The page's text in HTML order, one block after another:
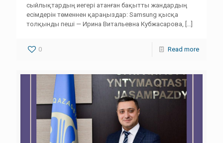
сыйлықтардың иегері атанған бақытты жандардың
есімдерін төменнен қараңыздар: Samsung қысқа
толқынды пеші — Ирина Витальевна Кубжасарова, […]
0 Read more